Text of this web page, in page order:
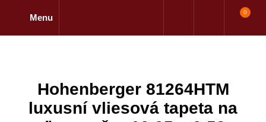
Menu
0
Hohenberger 81264HTM
luxusní vliesová tapeta na